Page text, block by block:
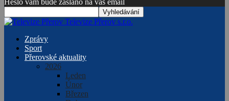
Heslo vám bude zasláno na váš email
Televize Přerov s.r.o.
Zprávy
Sport
Přerovské aktuality
2026
Leden
Únor
Březen